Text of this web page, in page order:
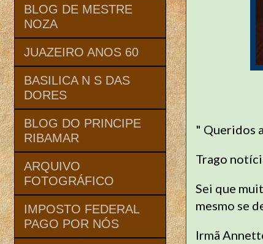
" Queridos
Trago
Sei que
mesmo se
Irmã
BLOG DE MESTRE
NOZA
JUAZEIRO ANOS 60
BASILICA N S DAS
DORES
BLOG DO PRINCIPE
RIBAMAR
ARQUIVO
FOTOGRÁFICO
IMPOSTO FEDERAL
PAGO POR NÓS